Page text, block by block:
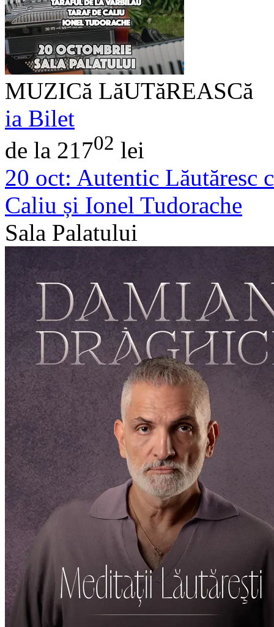
MUZICă LăUTăREASCă
ia Bilet
de la 21702 lei
20 oct: Autentic Lăutăresc
Caliu și Ionel Tudorache
Sala Palatului